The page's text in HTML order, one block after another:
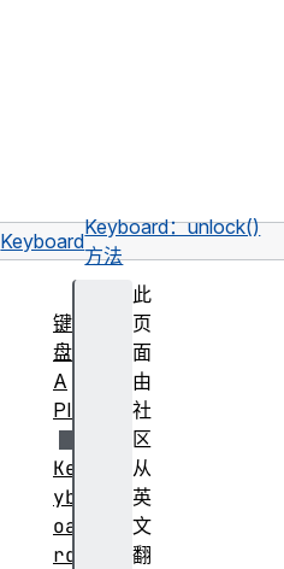
Keyboard
Keyboard：unlock()
方法
此
页
面
由
社
区
从
英
文
翻
键
盘
A
PI
Ke
yb
oa
rd